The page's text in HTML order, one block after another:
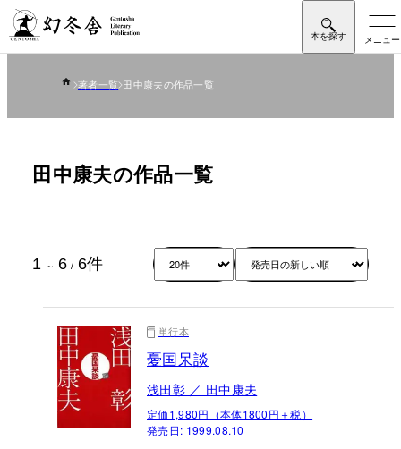
著者一覧 田中康夫の作品一覧
田中康夫の作品一覧
1 ～ 6 / 6件
単行本
憂国呆談
浅田彰 ／ 田中康夫
定価1,980円（本体1800円＋税）
発売日: 1999.08.10